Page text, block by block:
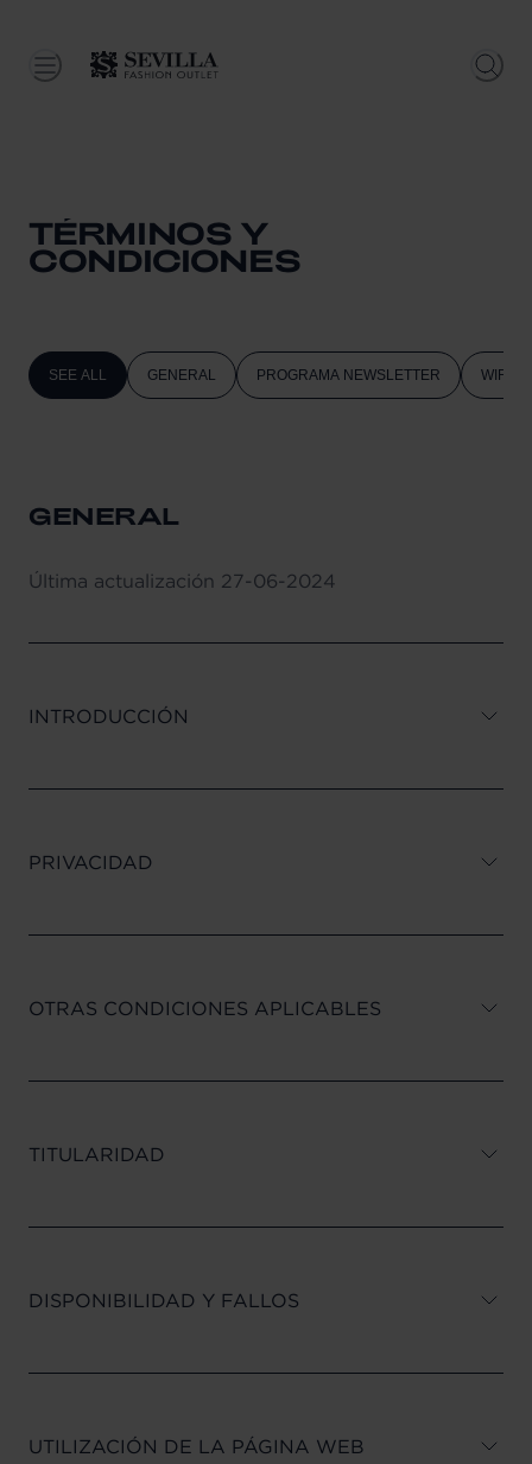
TÉRMINOS Y
CONDICIONES
SEE ALL GENERAL PROGRAMA NEWSLETTER WIFI
GENERAL
Última actualización 27-06-2024
INTRODUCCIÓN
PRIVACIDAD
OTRAS CONDICIONES APLICABLES
TITULARIDAD
DISPONIBILIDAD Y FALLOS
UTILIZACIÓN DE LA PÁGINA WEB